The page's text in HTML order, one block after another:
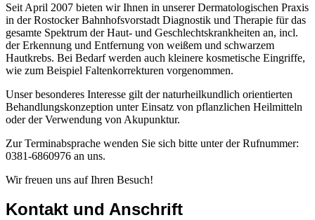
Seit April 2007 bieten wir Ihnen in unserer Dermatologischen Praxis
in der Rostocker Bahnhofsvorstadt Diagnostik und Therapie für das
gesamte Spektrum der Haut- und Geschlechtskrankheiten an, incl.
der Erkennung und Entfernung von weißem und schwarzem
Hautkrebs. Bei Bedarf werden auch kleinere kosmetische Eingriffe,
wie zum Beispiel Faltenkorrekturen vorgenommen.
Unser besonderes Interesse gilt der naturheilkundlich orientierten
Behandlungskonzeption unter Einsatz von pflanzlichen Heilmitteln
oder der Verwendung von Akupunktur.
Zur Terminabsprache wenden Sie sich bitte unter der Rufnummer:
0381-6860976 an uns.
Wir freuen uns auf Ihren Besuch!
Kontakt und Anschrift